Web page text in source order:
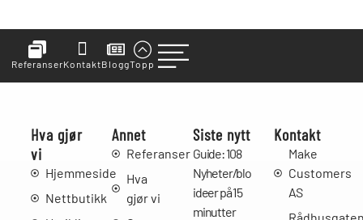
ReferanserKontaktBloggTopp
Hva gjør
vi
Hjemmeside
Nettbutikk
Annet
Referanser
Hva
gjør vi
Siste nytt
Guide: 108
Nyheter/bloggpost
ideer på 15
minutter
Kontakt
Make
Customers
AS